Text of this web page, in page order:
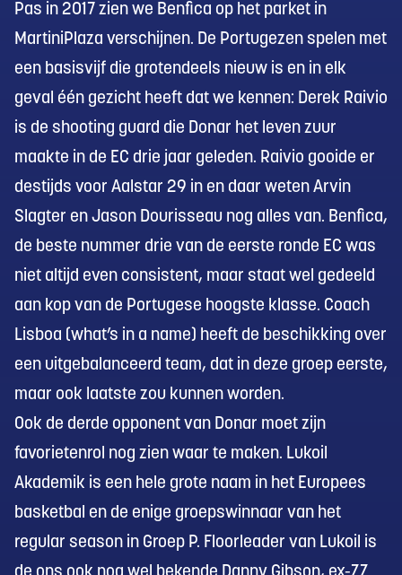
Pas in 2017 zien we Benfica op het parket in
MartiniPlaza verschijnen. De Portugezen spelen met
een basisvijf die grotendeels nieuw is en in elk
geval één gezicht heeft dat we kennen: Derek Raivio
is de shooting guard die Donar het leven zuur
maakte in de EC drie jaar geleden. Raivio gooide er
destijds voor Aalstar 29 in en daar weten Arvin
Slagter en Jason Dourisseau nog alles van. Benfica,
de beste nummer drie van de eerste ronde EC was
niet altijd even consistent, maar staat wel gedeeld
aan kop van de Portugese hoogste klasse. Coach
Lisboa (what’s in a name) heeft de beschikking over
een uitgebalanceerd team, dat in deze groep eerste,
maar ook laatste zou kunnen worden.
Ook de derde opponent van Donar moet zijn
favorietenrol nog zien waar te maken. Lukoil
Akademik is een hele grote naam in het Europees
basketbal en de enige groepswinnaar van het
regular season in Groep P. Floorleader van Lukoil is